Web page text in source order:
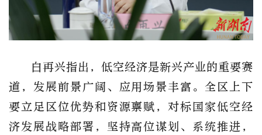
白再兴指出，低空经济是新兴产业的重要赛
道，发展前景广阔、应用场景丰富。全区上下
要立足区位优势和资源禀赋，对标国家低空经
济发展战略部署，坚持高位谋划、系统推进，